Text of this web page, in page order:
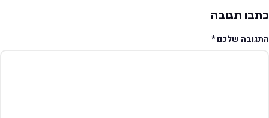
תגובה
שלכם*